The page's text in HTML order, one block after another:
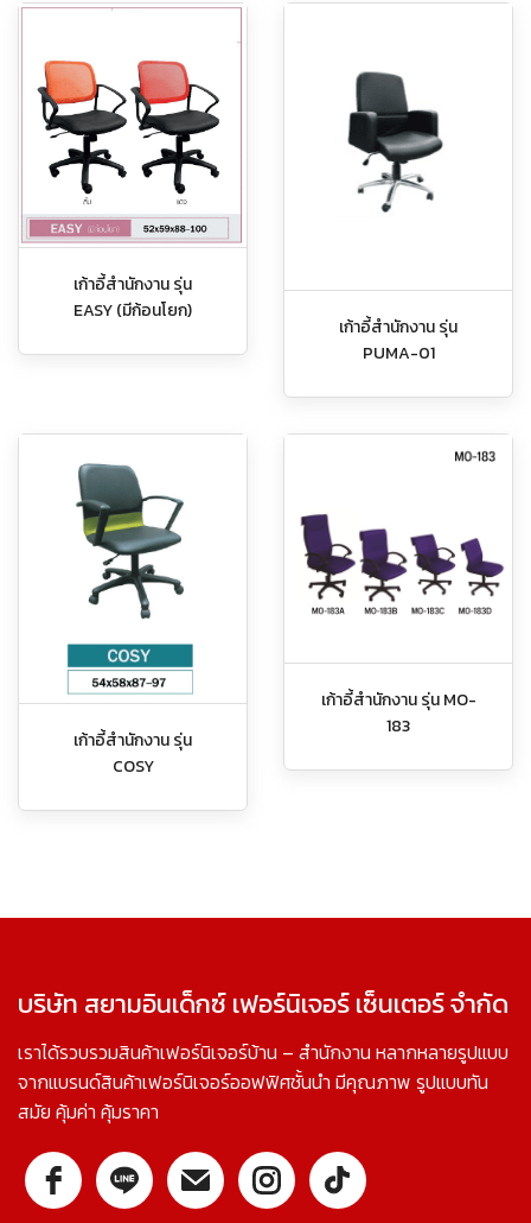
เก้าอี้สำนักงาน รุ่น
EASY (มีก้อนโยก)
เก้าอี้สำนักงาน รุ่น
PUMA-01
เก้าอี้สำนักงาน รุ่น
COSY
เก้าอี้สำนักงาน รุ่น MO-
183
บริษัท สยามอินเด็กซ์ เฟอร์นิเจอร์ เซ็นเตอร์ จำกัด
เราได้รวบรวมสินค้าเฟอร์นิเจอร์บ้าน – สำนักงาน หลากหลายรูปแบบ
จากแบรนด์สินค้าเฟอร์นิเจอร์ออฟฟิศชั้นนำ มีคุณภาพ รูปแบบทัน
สมัย คุ้มค่า คุ้มราคา